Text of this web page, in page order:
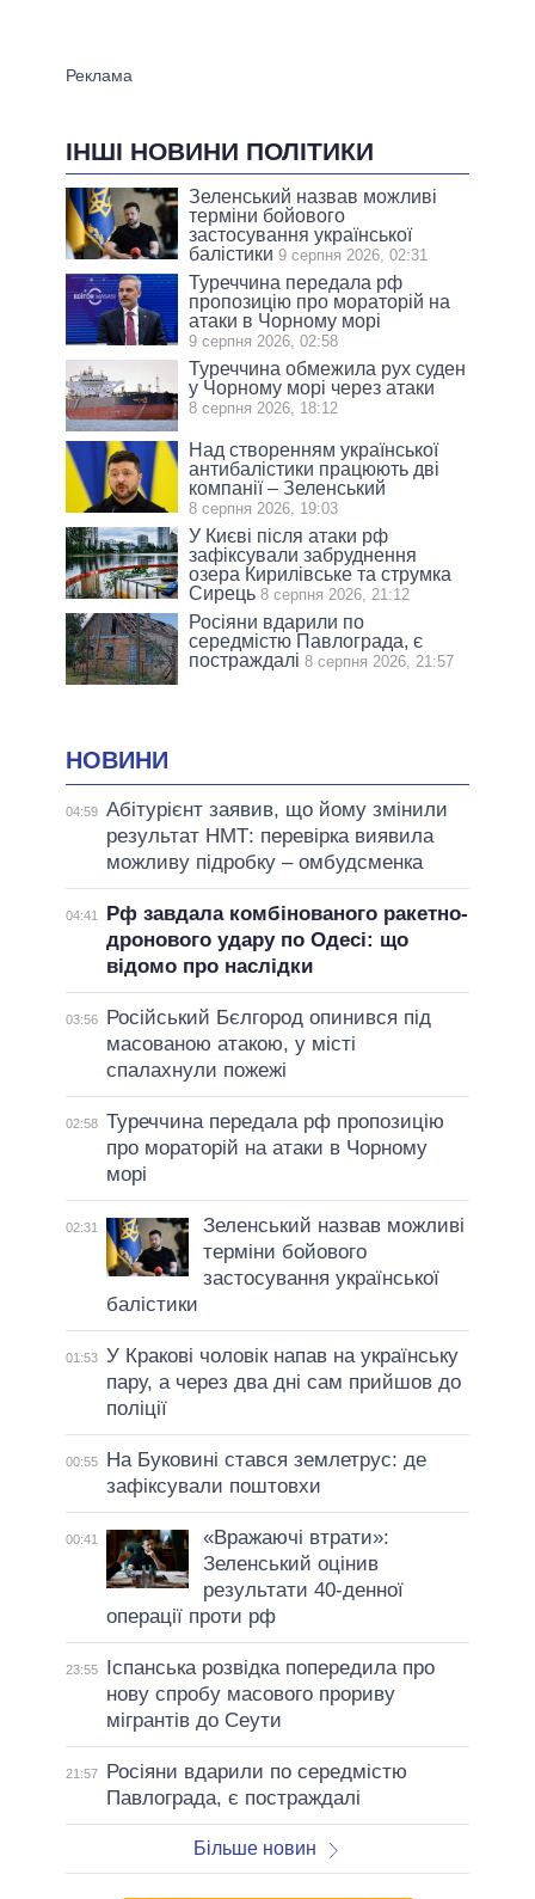
ІНШІ НОВИНИ ПОЛІТИКИ
Зеленський назвав можливі
терміни бойового
застосування української
балістики 9 серпня 2026, 02:31
Туреччина передала рф
пропозицію про мораторій на
атаки в Чорному морі
9 серпня 2026, 02:58
Туреччина обмежила рух суден
у Чорному морі через атаки
8 серпня 2026, 18:12
Над створенням української
антибалістики працюють дві
компанії – Зеленський
8 серпня 2026, 19:03
У Києві після атаки рф
зафіксували забруднення
озера Кирилівське та струмка
Сирець 8 серпня 2026, 21:12
Росіяни вдарили по
середмістю Павлограда, є
постраждалі 8 серпня 2026, 21:57
НОВИНИ
04:59 Абітурієнт заявив, що йому змінили
результат НМТ: перевірка виявила
можливу підробку – омбудсменка
04:41
Рф завдала комбінованого ракетно-
дронового удару по Одесі: що
відомо про наслідки
03:56
Російський Бєлгород опинився під
масованою атакою, у місті
спалахнули пожежі
02:58 Туреччина передала рф пропозицію
про мораторій на атаки в Чорному
морі
02:31
Зеленський назвав можливі
терміни бойового
застосування української
балістики
01:53 У Кракові чоловік напав на українську
пару, а через два дні сам прийшов до
поліції
00:55
На Буковині стався землетрус: де
зафіксували поштовхи
00:41
«Вражаючі втрати»:
Зеленський оцінив
результати 40-денної
операції проти рф
23:55
Іспанська розвідка попередила про
нову спробу масового прориву
мігрантів до Сеути
21:57
Росіяни вдарили по середмістю
Павлограда, є постраждалі
Більше новин